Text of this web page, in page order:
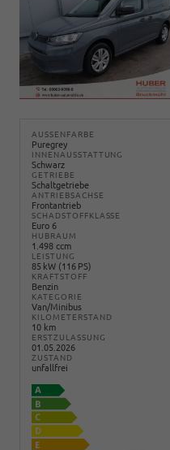
AUSSENFARBE
Puregrey
INNENAUSSTATTUNG
Schwarz
GETRIEBE
Schaltgetriebe
ANTRIEBSACHSE
Frontantrieb
SCHADSTOFFKLASSE
Euro 6
HUBRAUM
1.498 ccm
LEISTUNG
85 kW (116 PS)
KRAFTSTOFF
Benzin
KATEGORIE
Van/Minibus
KILOMETERSTAND
10 km
ERSTZULASSUNG
01.05.2026
ZUSTAND
unfallfrei